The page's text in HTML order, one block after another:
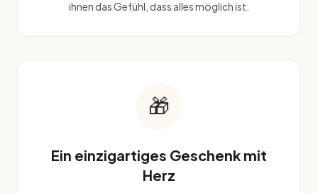
ihnen das Gefühl, dass alles möglich ist.
🎁
Ein einzigartiges Geschenk mit
Herz